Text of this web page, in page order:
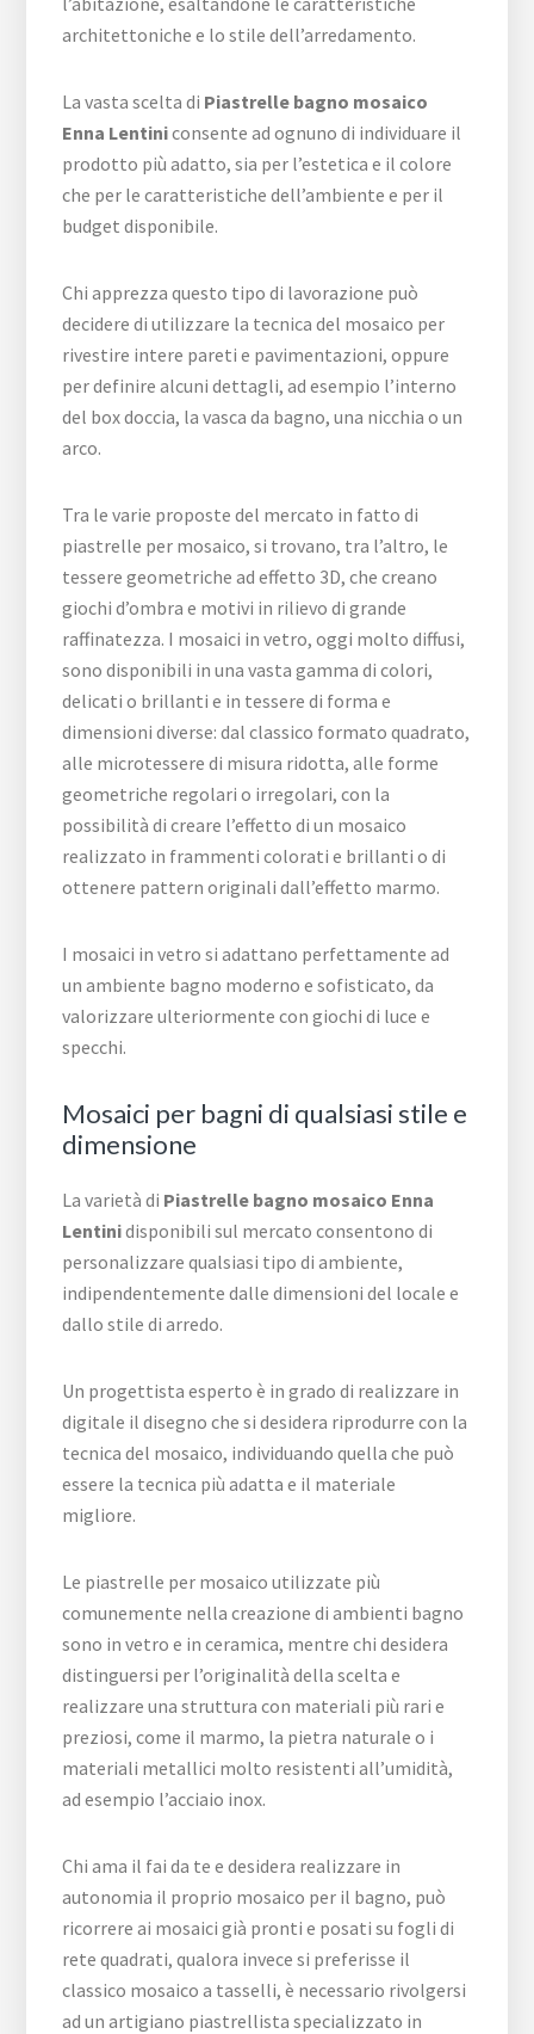
architettoniche e lo stile dell’arredamento.
La vasta scelta di Piastrelle bagno mosaico
Enna Lentiniconsente ad ognuno di individuare il
prodotto più adatto, sia per l’estetica e il colore
che per le caratteristiche dell’ambiente e per il
budget disponibile.
Chi apprezza questo tipo di lavorazione può
decidere di utilizzare la tecnica del mosaico per
rivestire intere pareti e pavimentazioni, oppure
per definire alcuni dettagli, ad esempio l’interno
del box doccia, la vasca da bagno, una nicchia o un
arco.
Tra le varie proposte del mercato in fatto di
piastrelle per mosaico, si trovano, tra l’altro, le
tessere geometriche ad effetto 3D, che creano
giochi d’ombra e motivi in rilievo di grande
raffinatezza. I mosaici in vetro, oggi molto diffusi,
sono disponibili in una vasta gamma di colori,
delicati o brillanti e in tessere di forma e
dimensioni diverse: dal classico formato quadrato,
alle microtessere di misura ridotta, alle forme
geometriche regolari o irregolari, con la
possibilità di creare l’effetto di un mosaico
realizzato in frammenti colorati e brillanti o di
ottenere pattern originali dall’effetto marmo.
I mosaici in vetro si adattano perfettamente ad
un ambiente bagno moderno e sofisticato, da
valorizzare ulteriormente con giochi di luce e
specchi.
Mosaici per bagni di qualsiasi stile e
dimensione
La varietà di Piastrelle bagno mosaico Enna
Lentinidisponibili sul mercato consentono di
personalizzare qualsiasi tipo di ambiente,
indipendentemente dalle dimensioni del locale e
dallo stile di arredo.
Un progettista esperto è in grado di realizzare in
digitale il disegno che si desidera riprodurre con la
tecnica del mosaico, individuando quella che può
essere la tecnica più adatta e il materiale
migliore.
Le piastrelle per mosaico utilizzate più
comunemente nella creazione di ambienti bagno
sono in vetro e in ceramica, mentre chi desidera
distinguersi per l’originalità della scelta e
realizzare una struttura con materiali più rari e
preziosi, come il marmo, la pietra naturale o i
materiali metallici molto resistenti all’umidità,
ad esempio l’acciaio inox.
Chi ama il fai da te e desidera realizzare in
autonomia il proprio mosaico per il bagno, può
ricorrere ai mosaici già pronti e posati su fogli di
rete quadrati, qualora invece si preferisse il
classico mosaico a tasselli, è necessario rivolgersi
ad un artigiano piastrellista specializzato in